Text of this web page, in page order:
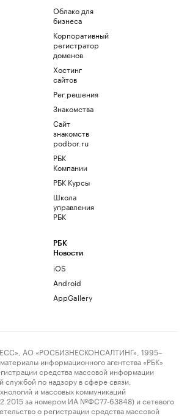
Облако для
бизнеса
Корпоративный
регистратор
доменов
Хостинг
сайтов
Рег.решения
Знакомства
Сайт
знакомств
podbor.ru
РБК
Компании
РБК Курсы
Школа
управления
РБК
РБК
Новости
iOS
Android
AppGallery
АО «РОСБИЗНЕСКОНСАЛТИНГ», 1995–
информационного агентства «РБК»
средства массовой информации
службой по надзору в сфере связи,
и массовых коммуникаций
за номером ИА №ФС77-63848) и сетевого
о регистрации средства массовой